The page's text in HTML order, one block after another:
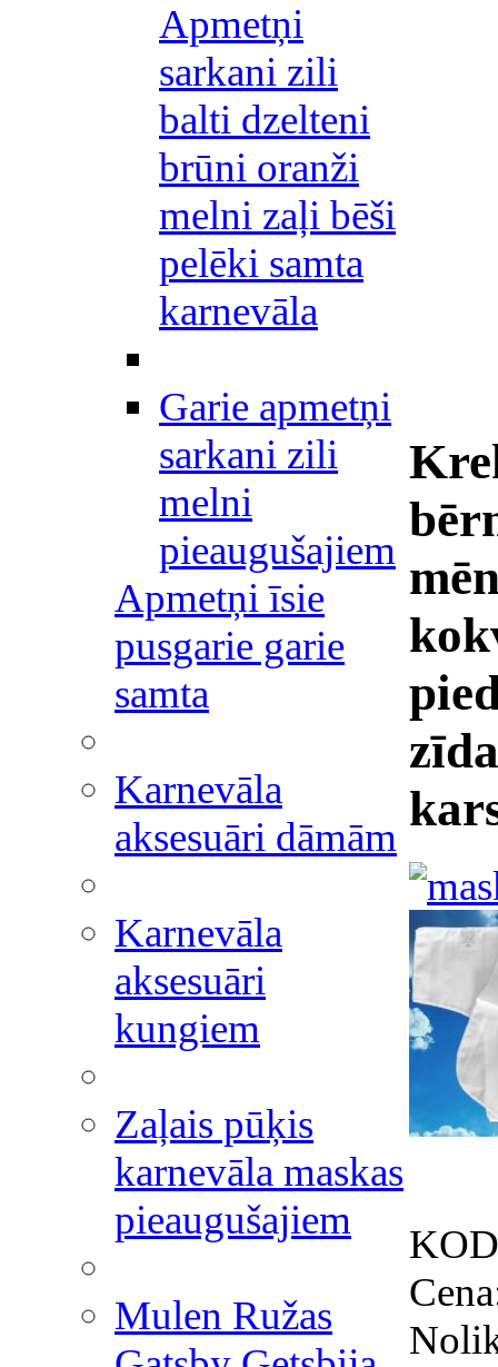
Apmetņi
sarkani zili
balti dzelteni
brūni oranži
melni zaļi bēši
pelēki samta
karnevāla
Garie apmetņi
sarkani zili
melni
pieaugušajiem
Apmetņi īsie
pusgarie garie
samta
Karnevāla
aksesuāri dāmām
Karnevāla
aksesuāri
kungiem
Zaļais pūķis
karnevāla maskas
pieaugušajiem
Mulen Ružas